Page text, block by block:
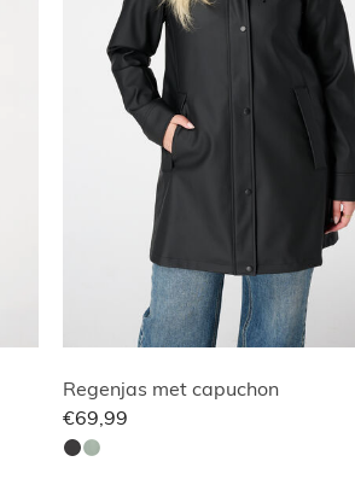
Regenjas met capuchon
€69,99